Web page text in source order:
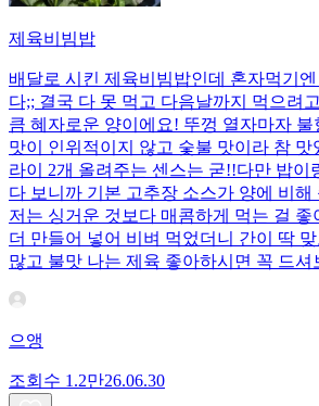
제육비빔밥
배달로 시킨 제육비빔밥인데 혼자먹기
다;; 결국 다 못 먹고 다음날까지 먹으려
큼 혜자로운 양이에요! 뚜껑 열자마자 불
맛이 인위적이지 않고 숯불 맛이라 참
라이 2개 올려주는 센스는 굳!! ​다만 밥이
다 보니까 기본 고추장 소스가 양에 비해
저는 싱거운 것보다 매콤하게 먹는 걸 좋
더 만들어 넣어 비벼 먹었더니 간이 딱
많고 불맛 나는 제육 좋아하시면 꼭 드셔
으앵
조회수 1.2만26.06.30